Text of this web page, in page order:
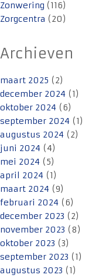
Zonwering (116)
Zorgcentra (20)
Archieven
maart 2025 (2)
december 2024 (1)
oktober 2024 (6)
september 2024 (1)
augustus 2024 (2)
juni 2024 (4)
mei 2024 (5)
april 2024 (1)
maart 2024 (9)
februari 2024 (6)
december 2023 (2)
november 2023 (8)
oktober 2023 (3)
september 2023 (1)
augustus 2023 (1)